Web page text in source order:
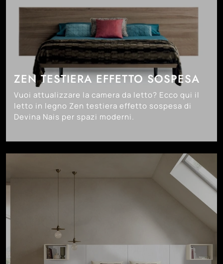
ZEN TESTIERA EFFETTO SOSPESA
Vuoi attualizzare la camera da letto? Ecco qui il
letto in legno Zen testiera effetto sospesa di
Devina Nais per spazi moderni.